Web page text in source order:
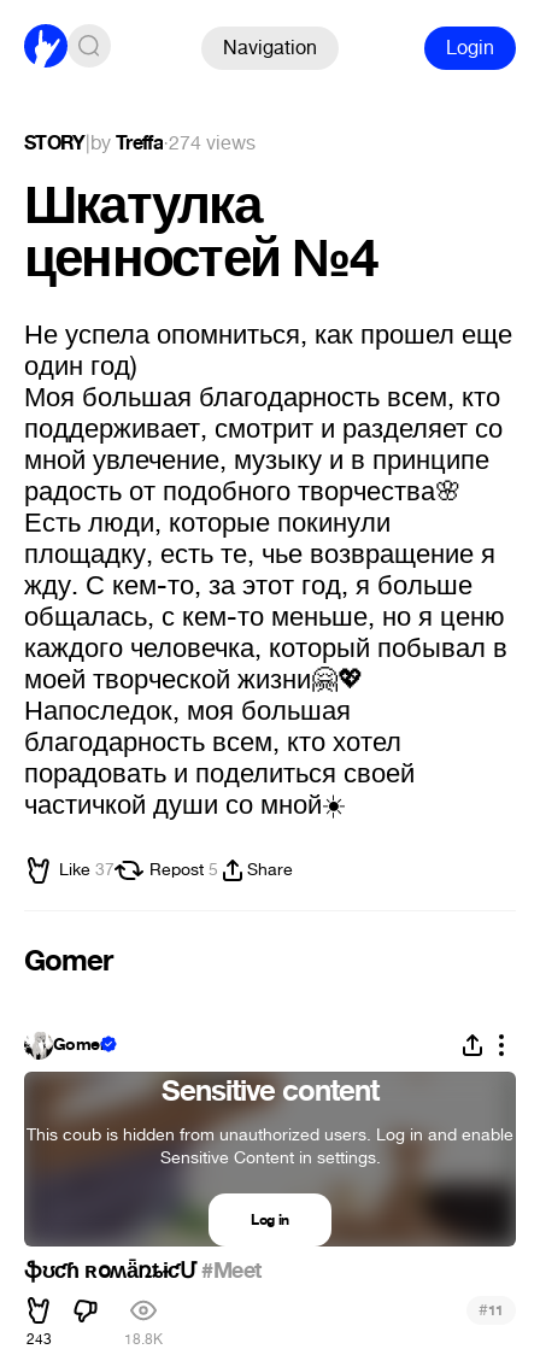
Navigation Login
STORY|byTreffa·274 views
Шкатулка
ценностей №4
Не успела опомниться, как прошел еще
один год)
Моя большая благодарность всем, кто
поддерживает, смотрит и разделяет со
мной увлечение, музыку и в принципе
радость от подобного творчества🌸
Есть люди, которые покинули
площадку, есть те, чье возвращение я
жду. С кем-то, за этот год, я больше
общалась, с кем-то меньше, но я ценю
каждого человечка, который побывал в
моей творческой жизни🤗💖
Напоследок, моя большая
благодарность всем, кто хотел
порадовать и поделиться своей
частичкой души со мной☀️
Like 37 Repost 5 Share
Gomer
Gomer
Sensitive content
This coub is hidden from unauthorized users. Log in and enable
Sensitive Content in settings.
Log in
ֆʊƈɦ ʀօʍǟռȶɨƈՄ#Meet
243 18.8K
#11